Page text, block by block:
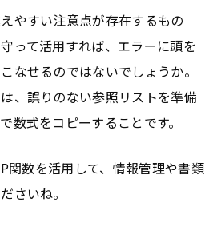
やすい注意点が存在するもの
って活用すれば、エラーに頭を
なせるのではないでしょうか。
、誤りのない参照リストを準備
数式をコピーすることです。
関数を活用して、情報管理や書類
さいね。